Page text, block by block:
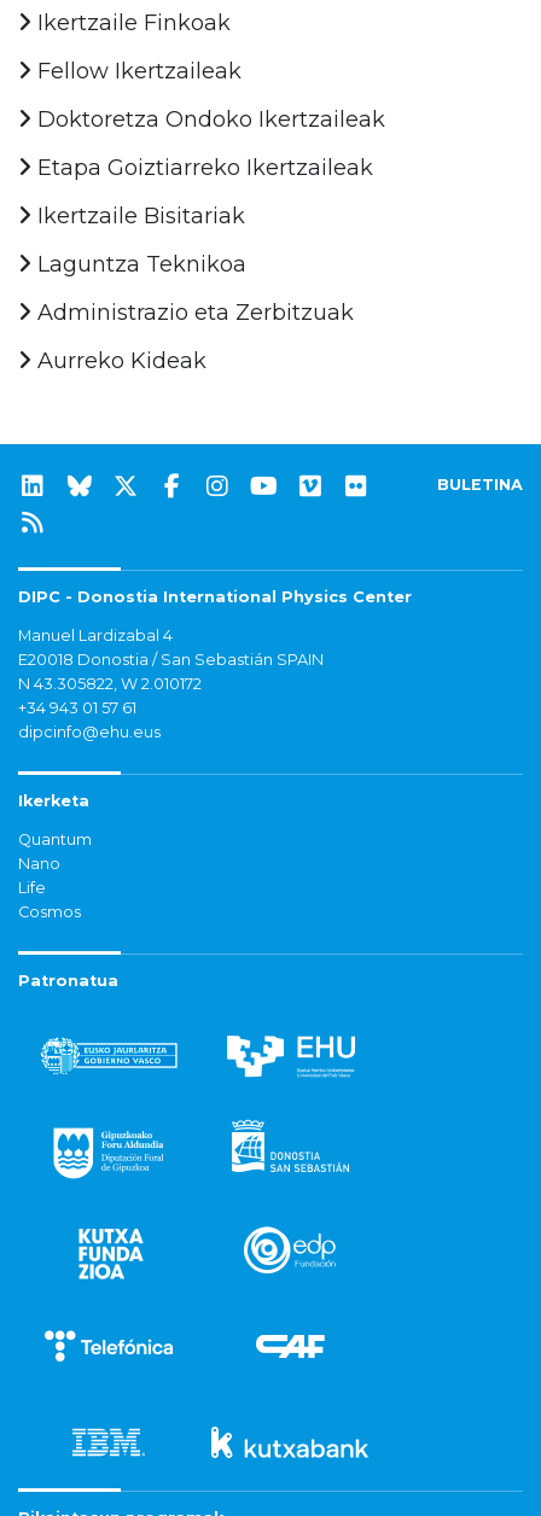
Ikertzaile Finkoak
Fellow Ikertzaileak
Doktoretza Ondoko Ikertzaileak
Etapa Goiztiarreko Ikertzaileak
Ikertzaile Bisitariak
Laguntza Teknikoa
Administrazio eta Zerbitzuak
Aurreko Kideak
BULETINA
DIPC - Donostia International Physics Center
Manuel Lardizabal 4
E20018 Donostia / San Sebastián SPAIN
N 43.305822, W 2.010172
+34 943 01 57 61
dipcinfo@ehu.eus
Ikerketa
Quantum
Nano
Life
Cosmos
Patronatua